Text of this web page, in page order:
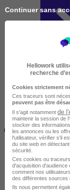
(14h)
Continuer sans
Hellowork
recherche
Cookies strictement
Ces traceurs sont
peuvent pas être
Il s'agit notamment de
maintenir la session de
stocker des
les annonces ou les
l'utilisateur, vérifier s'il
du site web en
sécurité.
Ces cookies ou
d'acquisition d'audience
comment nos
des différentes sources
Ils nous permettent